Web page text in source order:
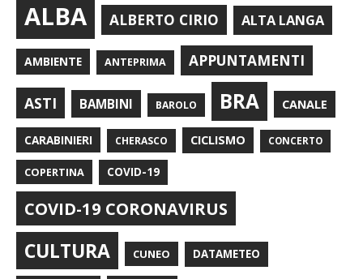
ALBA ALBERTO CIRIO ALTA LANGA
AMBIENTE ANTEPRIMA APPUNTAMENTI
ASTI BAMBINI BAROLO BRA CANALE
CARABINIERI CHERASCO CICLISMO CONCERTO
COPERTINA COVID-19
COVID-19 CORONAVIRUS
CULTURA CUNEO DATAMETEO